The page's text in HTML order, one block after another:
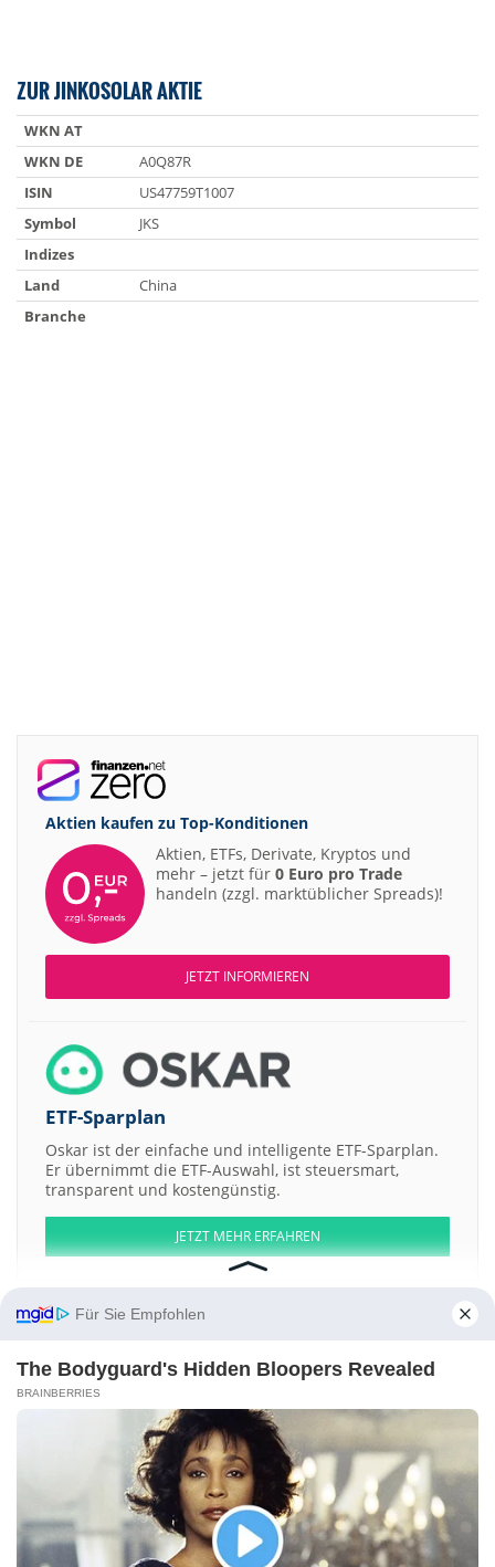
ZUR JINKOSOLAR AKTIE
WKN AT
WKN DE
A0Q87R
ISIN
US47759T1007
Symbol
JKS
Indizes
Land
China
Branche
Aktien kaufen zu Top-Konditionen
Aktien, ETFs, Derivate, Kryptos und
mehr – jetzt für 0 Euro pro Trade
handeln (zzgl. marktüblicher Spreads)!
JETZT INFORMIEREN
ETF-Sparplan
Oskar ist der einfache und intelligente ETF-Sparplan.
Er übernimmt die ETF-Auswahl, ist steuersmart,
transparent und kostengünstig.
JETZT MEHR ERFAHREN
Aktien ATX DAX EuroStoxx 50 Dow Jones NASDAQ 100 Nikkei 225
Weitere Aktien:
MERCI PLUS GROUPE
Vapor Piedmont Office Realty Trus a
Mega
Copper HyComm Wireless
Kontakt-Impressum-Werbung-Barrierefreiheit
Sitemap
-Datenschutz- Disclaimer- AGB-Privatsphäre-Einstellungen
Für Sie Empfohlen
The Bodyguard's Hidden Bloopers Revealed
BRAINBERRIES